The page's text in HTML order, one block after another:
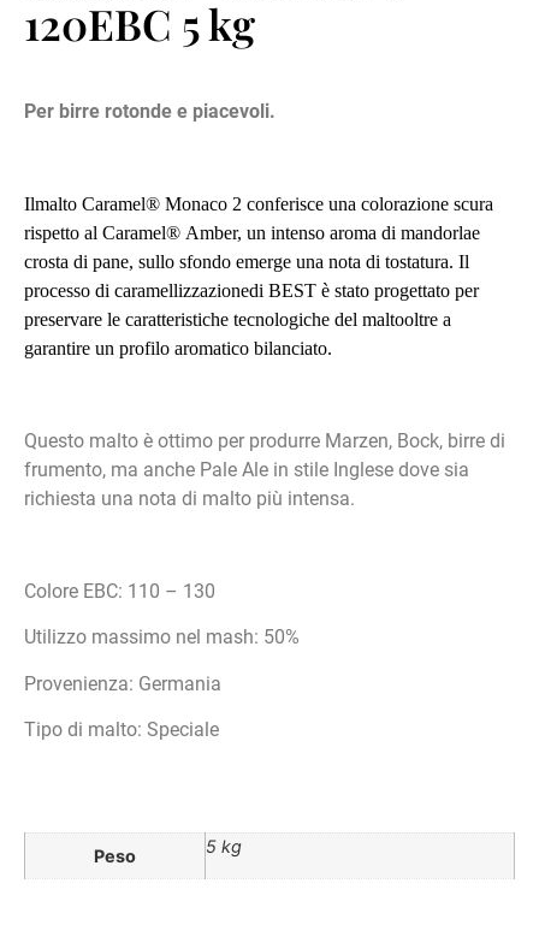
120EBC 5 kg
Per birre rotonde e piacevoli.
Ilmalto Caramel® Monaco 2 conferisce una colorazione scura
rispetto al Caramel® Amber, un intenso aroma di mandorlae
crosta di pane, sullo sfondo emerge una nota di tostatura. Il
processo di caramellizzazionedi BEST è stato progettato per
preservare le caratteristiche tecnologiche del maltooltre a
garantire un profilo aromatico bilanciato.
Questo malto è ottimo per produrre Marzen, Bock, birre di
frumento, ma anche Pale Ale in stile Inglese dove sia
richiesta una nota di malto più intensa.
Colore EBC: 110 – 130
Utilizzo massimo nel mash: 50%
Provenienza: Germania
Tipo di malto: Speciale
Peso 5 kg